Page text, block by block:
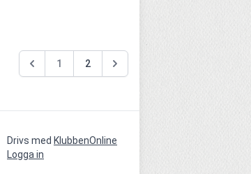
1 2
Drivs med KlubbenOnline
Logga in